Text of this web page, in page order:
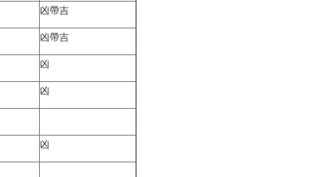
凶帶吉
凶帶吉
凶
凶
凶